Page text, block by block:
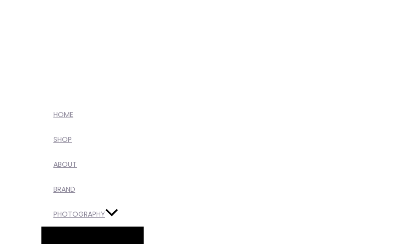
HOME
SHOP
ABOUT
BRAND
PHOTOGRAPHY